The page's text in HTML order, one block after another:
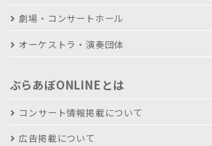
劇場・コンサートホール
オーケストラ・演奏団体
ぶらあぼONLINEとは
コンサート情報掲載について
広告掲載について